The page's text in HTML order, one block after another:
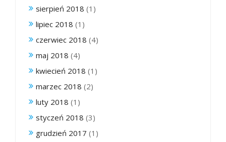
sierpień 2018 (1)
lipiec 2018 (1)
czerwiec 2018 (4)
maj 2018 (4)
kwiecień 2018 (1)
marzec 2018 (2)
luty 2018 (1)
styczeń 2018 (3)
grudzień 2017 (1)